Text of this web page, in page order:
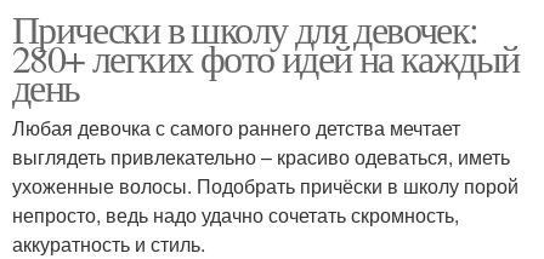
Прически в школу для девочек:
280+ легких фото идей на каждый
день
Любая девочка с самого раннего детства мечтает
выглядеть привлекательно – красиво одеваться, иметь
ухоженные волосы. Подобрать причёски в школу порой
непросто, ведь надо удачно сочетать скромность,
аккуратность и стиль.